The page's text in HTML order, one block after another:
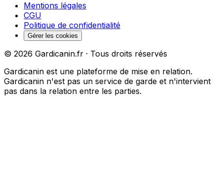
Mentions légales
CGU
Politique de confidentialité
Gérer les cookies
© 2026 Gardicanin.fr · Tous droits réservés
Gardicanin est une plateforme de mise en relation.
Gardicanin n'est pas un service de garde et n'intervient
pas dans la relation entre les parties.